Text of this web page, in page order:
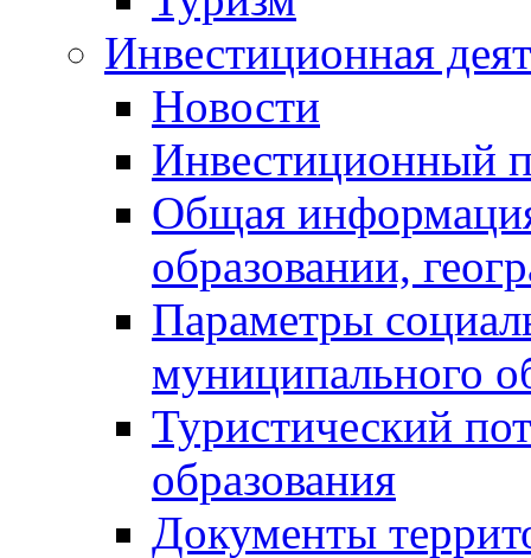
Инвестиционная
Новости
Инвестиционный
Общая
образовании,
Параметры
муниципального
Туристический
образования
Документы